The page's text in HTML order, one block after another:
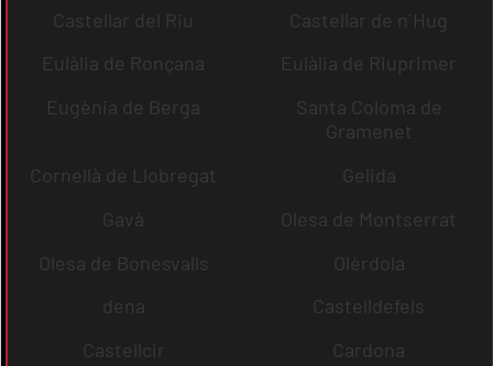
Castellar del Riu
Castellar de n´Hug
Eulàlia de Ronçana
Eulàlia de Riuprimer
Eugènia de Berga
Santa Coloma de
Gramenet
Cornellà de Llobregat
Gelida
Gavà
Olesa de Montserrat
Olesa de Bonesvalls
Olèrdola
dena
Castelldefels
Castellcir
Cardona